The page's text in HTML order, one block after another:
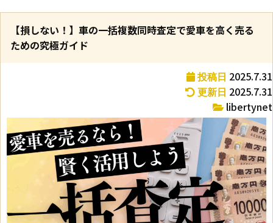
【損しない！】車の一括複数同時査定で愛車を高く売る
ための究極ガイド
投稿日 2025.7.31
更新日 2025.7.31
libertynet